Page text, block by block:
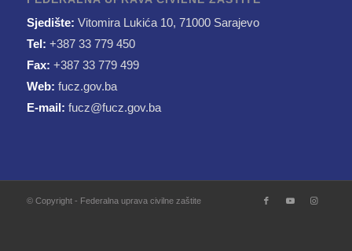
Sjedište: Vitomira Lukića 10, 71000 Sarajevo
Tel: +387 33 779 450
Fax: +387 33 779 499
Web: fucz.gov.ba
E-mail: fucz@fucz.gov.ba
© Copyright - Federalna uprava civilne zaštite